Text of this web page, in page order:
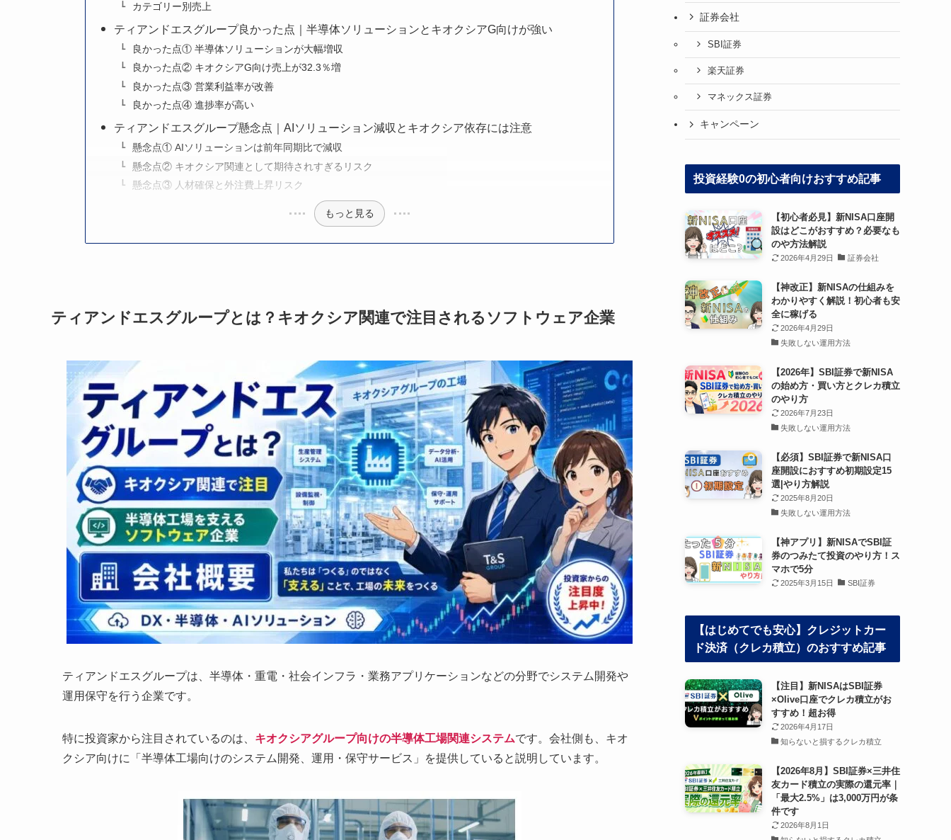
カテゴリー別売上
ティアンドエスグループ良かった点｜半導体ソリューションとキオクシアG向けが強い
良かった点① 半導体ソリューションが大幅増収
良かった点② キオクシアG向け売上が32.3％増
良かった点③ 営業利益率が改善
良かった点④ 進捗率が高い
ティアンドエスグループ懸念点｜AIソリューション減収とキオクシア依存には注意
懸念点① AIソリューションは前年同期比で減収
懸念点② キオクシア関連として期待されすぎるリスク
懸念点③ 人材確保と外注費上昇リスク
もっと見る
ティアンドエスグループとは？キオクシア関連で注目されるソフトウェア企業
ティアンドエスグループは、半導体・重電・社会インフラ・業務アプリケーションなどの分野でシステム開発や
運用保守を行う企業です。
特に投資家から注目されているのは、 キオクシアグループ向けの半導体工場関連システムです。会社側も、キオ
クシア向けに「半導体工場向けのシステム開発、運用・保守サービス」を提供していると説明しています。
証券会社
SBI証券
楽天証券
マネックス証券
キャンペーン
投資経験0の初心者向けおすすめ記事
【初心者必見】新NISA口座開
設はどこがおすすめ？必要なも
のや方法解説
2026年4月29日 証券会社
【神改正】新NISAの仕組みを
わかりやすく解説！初心者も安
全に稼げる
2026年4月29日
失敗しない運用方法
【2026年】SBI証券で新NISA
の始め方・買い方とクレカ積立
のやり方
2026年7月23日
失敗しない運用方法
【必須】SBI証券で新NISA口
座開設におすすめ初期設定15
選|やり方解説
2025年8月20日
失敗しない運用方法
【神アプリ】新NISAでSBI証
券のつみたて投資のやり方！ス
マホで5分
2025年3月15日 SBI証券
【はじめてでも安心】クレジットカー
ド決済（クレカ積立）のおすすめ記事
【注目】新NISAはSBI証券
×Olive口座でクレカ積立がお
すすめ！超お得
2026年4月17日
知らないと損するクレカ積立
【2026年8月】SBI証券×三井住
友カード積立の実際の還元率｜
「最大2.5%」は3,000万円が条
件です
2026年8月1日